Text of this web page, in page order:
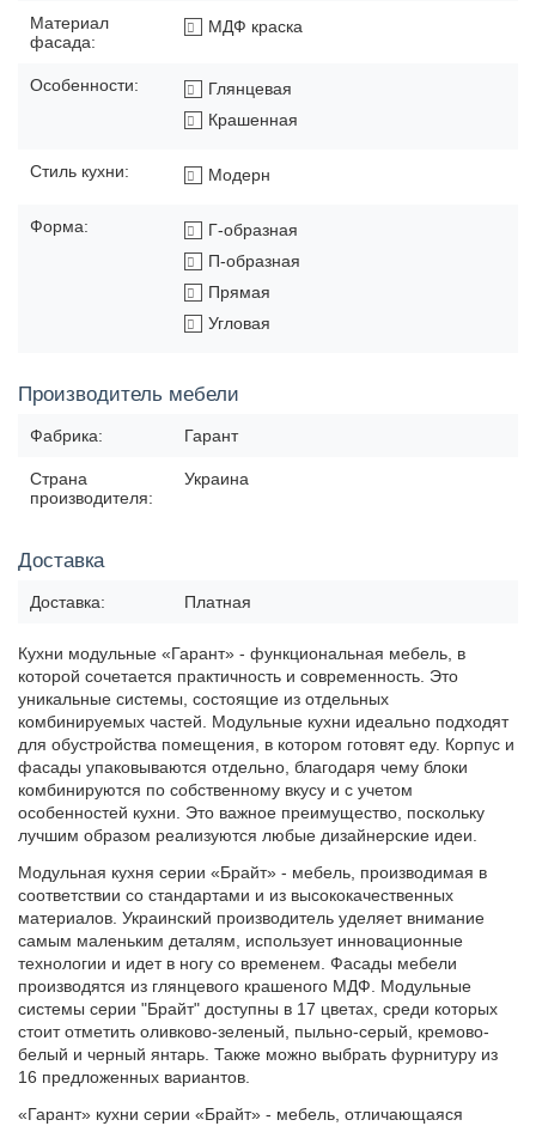
Материал
фасада:
МДФ краска
Особенности:
Глянцевая
Крашенная
Стиль кухни: Модерн
Форма:
Г-образная
П-образная
Прямая
Угловая
Производитель мебели
Фабрика: Гарант
Страна
производителя:
Украина
Доставка
Доставка: Платная
Кухни модульные «Гарант» - функциональная мебель, в
которой сочетается практичность и современность. Это
уникальные системы, состоящие из отдельных
комбинируемых частей. Модульные кухни идеально подходят
для обустройства помещения, в котором готовят еду. Корпус и
фасады упаковываются отдельно, благодаря чему блоки
комбинируются по собственному вкусу и с учетом
особенностей кухни. Это важное преимущество, поскольку
лучшим образом реализуются любые дизайнерские идеи.
Модульная кухня серии «Брайт» - мебель, производимая в
соответствии со стандартами и из высококачественных
материалов. Украинский производитель уделяет внимание
самым маленьким деталям, использует инновационные
технологии и идет в ногу со временем. Фасады мебели
производятся из глянцевого крашеного МДФ. Модульные
системы серии "Брайт" доступны в 17 цветах, среди которых
стоит отметить оливково-зеленый, пыльно-серый, кремово-
белый и черный янтарь. Также можно выбрать фурнитуру из
16 предложенных вариантов.
«Гарант» кухни серии «Брайт» - мебель, отличающаяся